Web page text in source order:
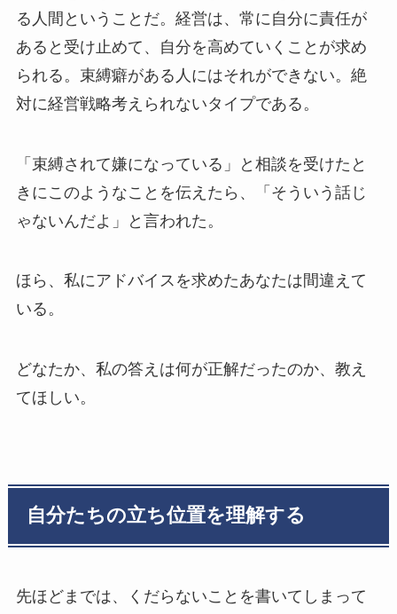
る人間ということだ。経営は、常に自分に責任が
あると受け止めて、自分を高めていくことが求め
られる。束縛癖がある人にはそれができない。絶
対に経営戦略考えられないタイプである。
「束縛されて嫌になっている」と相談を受けたと
きにこのようなことを伝えたら、「そういう話じ
ゃないんだよ」と言われた。
ほら、私にアドバイスを求めたあなたは間違えて
いる。
どなたか、私の答えは何が正解だったのか、教え
てほしい。
自分たちの立ち位置を理解する
先ほどまでは、くだらないことを書いてしまって